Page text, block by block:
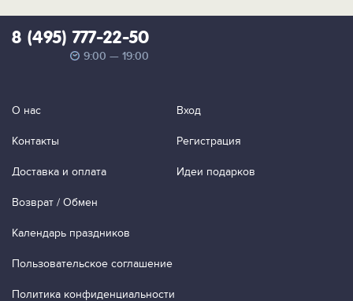
8 (495) 777-22-50
9:00 — 19:00
О нас
Контакты
Доставка и оплата
Возврат / Обмен
Календарь праздников
Пользовательское соглашение
Политика конфиденциальности
Вход
Регистрация
Идеи подарков